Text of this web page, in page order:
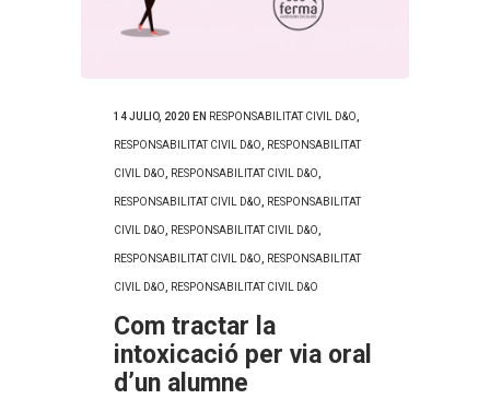
14 JULIO, 2020 EN RESPONSABILITAT CIVIL D&O
RESPONSABILITAT CIVIL D&O RESPONSABILITAT
CIVIL D&O RESPONSABILITAT CIVIL D&O
RESPONSABILITAT CIVIL D&O RESPONSABILITAT
CIVIL D&O RESPONSABILITAT CIVIL D&O
RESPONSABILITAT CIVIL D&O RESPONSABILITAT
CIVIL D&O RESPONSABILITAT CIVIL D&O
Com tractar la
intoxicació per via oral
d’un alumne